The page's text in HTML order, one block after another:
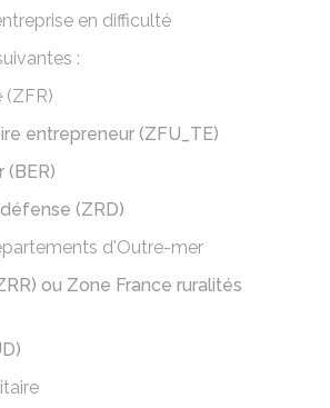
en difficulté
:
(ZFR)
entrepreneur (ZFU_TE)
(BER)
(ZRD)
d'Outre-mer
ou Zone France ruralités